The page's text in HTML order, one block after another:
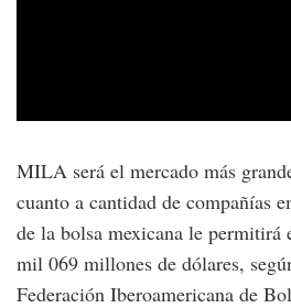
MILA será el mercado más
cuanto a cantidad de compañías
de la bolsa mexicana le permitirá
mil 069 millones de dólares,
Federación Iberoamericana de